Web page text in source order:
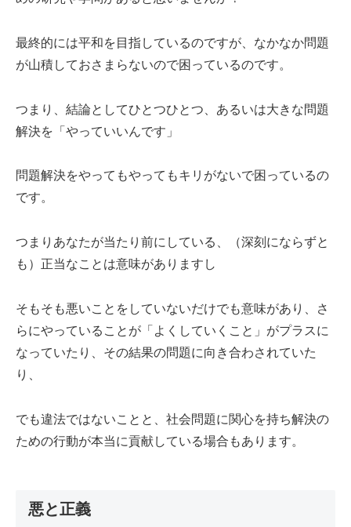
最終的には平和を目指しているのですが、なかなか問題
が山積しておさまらないので困っているのです。
つまり、結論としてひとつひとつ、あるいは大きな問題
解決を「やっていいんです」
問題解決をやってもやってもキリがないで困っているの
です。
つまりあなたが当たり前にしている、（深刻にならずと
も）正当なことは意味がありますし
そもそも悪いことをしていないだけでも意味があり、さ
らにやっていることが「よくしていくこと」がプラスに
なっていたり、その結果の問題に向き合わされていた
り、
でも違法ではないことと、社会問題に関心を持ち解決の
ための行動が本当に貢献している場合もあります。
悪と正義